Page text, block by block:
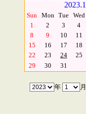
2023.1
Sun Mon Tue Wed
1
2 3 4
8
9 10 11
15
16 17 18
22
23 24 25
29
30 31
年 月